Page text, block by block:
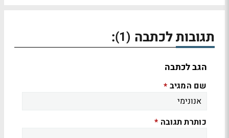
תגובות לכתבה (1)
:
הגב לכתבה
שם המגיב *
כותרת תגובה *